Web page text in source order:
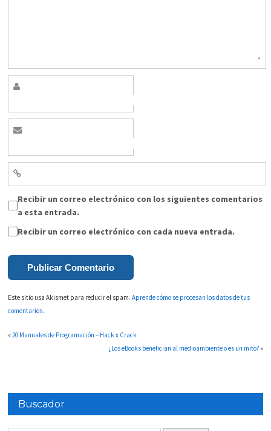
Recibir un correo electrónico con los siguientes comentarios
a esta entrada.
Recibir un correo electrónico con cada nueva entrada.
Este sitio usa Akismet para reducir el spam.Aprende cómo se procesan los datos de tus
comentarios.
«20 Manuales de Programación – Hack x Crack
¿Los eBooks benefician al medioambiente o es un mito? »
Buscador